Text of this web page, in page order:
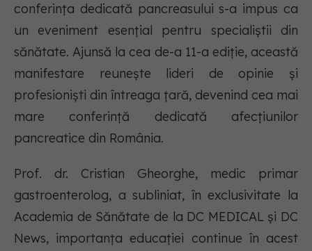
conferința dedicată pancreasului s-a impus ca
un eveniment esențial pentru specialiștii din
sănătate. Ajunsă la cea de-a 11-a ediție, această
manifestare reunește lideri de opinie și
profesioniști din întreaga țară, devenind cea mai
mare conferință dedicată afecțiunilor
pancreatice din România.
Prof. dr. Cristian Gheorghe, medic primar
gastroenterolog, a subliniat, în exclusivitate la
Academia de Sănătate de la DC MEDICAL și DC
News, importanța educației continue în acest